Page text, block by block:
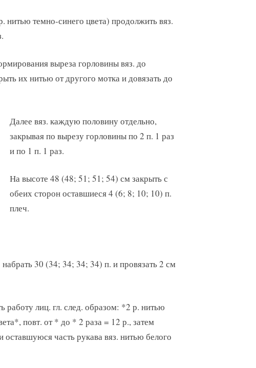
темно-синего цвета) продолжить вяз.
выреза горловины вяз. до
их нитью от другого мотка и довязать до
Далее вяз. каждую половину отдельно,
закрывая по вырезу горловины по 2 п. 1 раз
и по 1 п. 1 раз.
На высоте 48 (48; 51; 51; 54) см закрыть с
обеих сторон оставшиеся 4 (6; 8; 10; 10) п.
плеч.
30 (34; 34; 34; 34) п. и провязать 2 см
лиц. гл. след. образом: *2 р. нитью
повт. от * до * 2 раза = 12 р., затем
оставшуюся часть рукава вяз. нитью белого